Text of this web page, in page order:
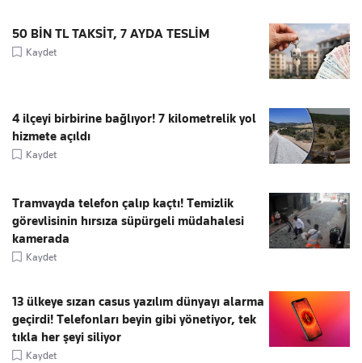
50 BİN TL TAKSİT, 7 AYDA TESLİM
Kaydet
4 ilçeyi birbirine bağlıyor! 7 kilometrelik yol
hizmete açıldı
Kaydet
Tramvayda telefon çalıp kaçtı! Temizlik
görevlisinin hırsıza süpürgeli müdahalesi
kamerada
Kaydet
13 ülkeye sızan casus yazılım dünyayı alarma
geçirdi! Telefonları beyin gibi yönetiyor, tek
tıkla her şeyi siliyor
Kaydet